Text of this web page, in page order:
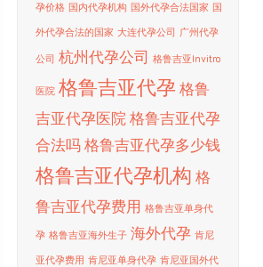
孕价格 国内代孕机构 国外代孕合法国家 国
外代孕合法的国家 大连代孕公司 广州代孕
公司 杭州代孕公司 格鲁吉亚Invitro
医院 格鲁吉亚代孕 格鲁
吉亚代孕医院 格鲁吉亚代孕
合法吗格鲁吉亚代孕多少钱
格鲁吉亚代孕机构 格
鲁吉亚代孕费用 格鲁吉亚单身代
孕 格鲁吉亚海外生子 海外代孕 肯尼
亚代孕费用 肯尼亚单身代孕 肯尼亚国外代